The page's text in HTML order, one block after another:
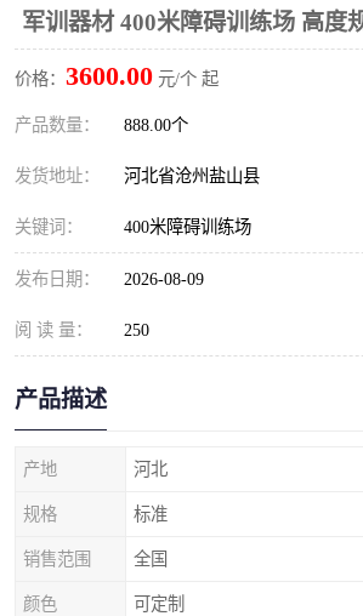
军训器材 400米障碍训练场 高度
价格： 3600.00 元/个 起
产品数量： 888.00个
发货地址： 河北省沧州盐山县
关键词： 400米障碍训练场
发布日期： 2026-08-09
阅 读 量： 250
产品描述
产地 河北
规格 标准
销售范围 全国
颜色 可定制